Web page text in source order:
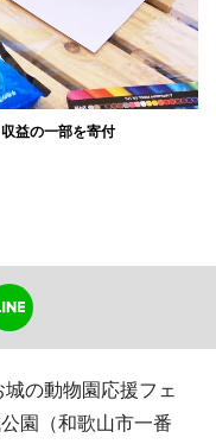
益の一部を寄付
の動物園応援フェ
園（和歌山市一番